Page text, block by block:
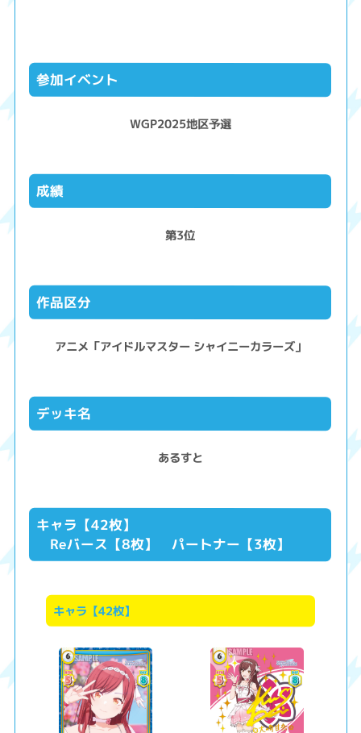
参加イベント
WGP2025地区予選
成績
第3位
作品区分
アニメ「アイドルマスター シャイニーカラーズ」
デッキ名
あるすと
キャラ【42枚】
Reバース【8枚】 パートナー【3枚】
キャラ【42枚】